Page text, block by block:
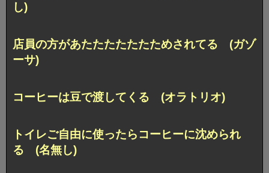
し)
店員の方があたたたたたたためされてる (ガゾ
ーサ)
コーヒーは豆で渡してくる (オラトリオ)
トイレご自由に使ったらコーヒーに沈められ
る (名無し)